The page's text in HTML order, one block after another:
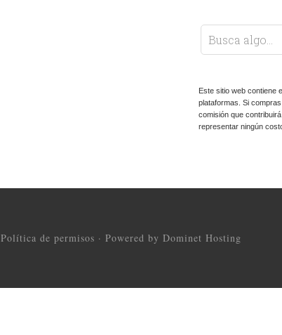
Este sitio web contiene
plataformas. Si
comisión que
representar ningún
Política de permisos · Powered by Dominet Hosting